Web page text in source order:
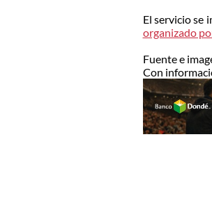
El servicio se
organizado
Fuente e
Con